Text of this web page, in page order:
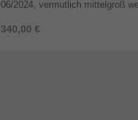
340,00 €
06/2024, vermutlich mittelgroß
Test auf Babesiose, Borreliose, ...